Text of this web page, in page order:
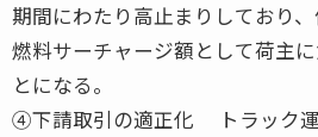
期間にわたり高止まりしており
燃料サーチャージ額として荷主
とになる。
④下請取引の適正化 トラック運